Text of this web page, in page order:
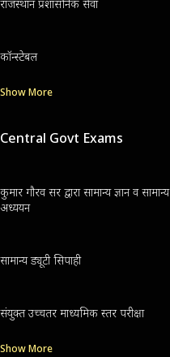
राजस्थान प्रशासनिक सेवा
कॉन्स्टेबल
Show More
Central Govt Exams
कुमार गौरव सर द्वारा सामान्य ज्ञान व सामान्य
अध्ययन
सामान्य ड्यूटी सिपाही
संयुक्त उच्चतर माध्यमिक स्तर परीक्षा
Show More